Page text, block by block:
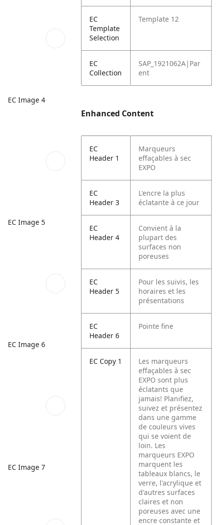
EC Image 4
EC Image 5
EC Image 6
EC Image 7
EC
Template
Selection
Template 12
EC
Collection
SAP_1921062A|Par
ent
Enhanced Content
EC
Header 1
Marqueurs
effaçables à sec
EXPO
EC
Header 3
L'encre la plus
éclatante à ce jour
EC
Header 4
Convient à la
plupart des
surfaces non
poreuses
EC
Header 5
Pour les suivis, les
horaires et les
présentations
EC
Header 6
Pointe fine
EC Copy 1
Les marqueurs
effaçables à sec
EXPO sont plus
éclatants que
jamais! Planifiez,
suivez et présentez
dans une gamme
de couleurs vives
qui se voient de
loin. Les
marqueurs EXPO
marquent les
tableaux blancs, le
verre, l'acrylique et
d'autres surfaces
claires et non
poreuses avec une
encre constante et